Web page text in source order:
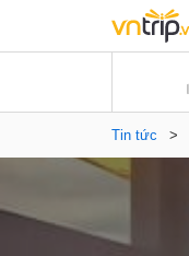
Tin tức >